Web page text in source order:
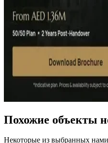
Похожие объекты
Некоторые из выбранных